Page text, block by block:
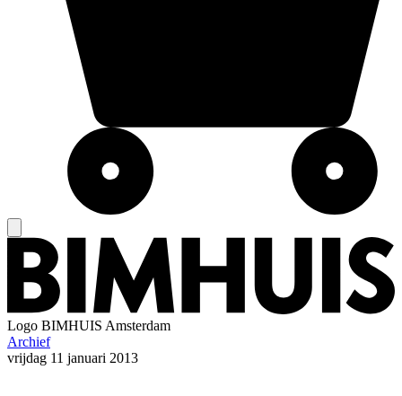
Logo BIMHUIS Amsterdam
Archief
vrijdag 11 januari 2013